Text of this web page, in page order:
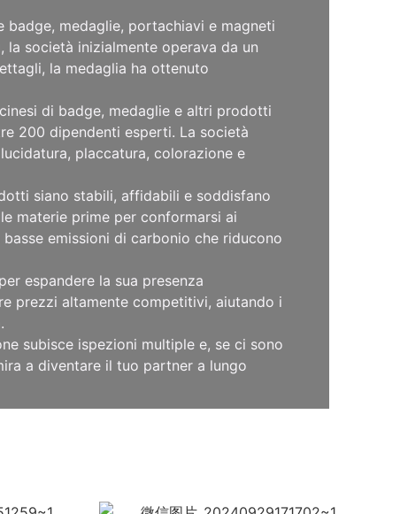
medaglie, portachiavi e magneti
società inizialmente operava da un
la medaglia ha ottenuto
di badge, medaglie e altri prodotti
200 dipendenti esperti. La società
placcatura, colorazione e
siano stabili, affidabili e soddisfano
materie prime per conformarsi ai
emissioni di carbonio che riducono
espandere la sua presenza
prezzi altamente competitivi, aiutando i
subisce ispezioni multiple e, se ci sono
a diventare il tuo partner a lungo